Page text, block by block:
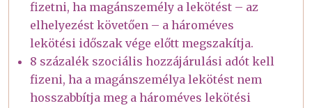
fizetni, ha magánszemély a lekötést – az
elhelyezést követően – a hároméves
lekötési időszak vége előtt megszakítja.
8 százalék szociális hozzájárulási adót kell
fizeni, ha a magánszemélya lekötést nem
hosszabbítja meg a hároméves lekötési